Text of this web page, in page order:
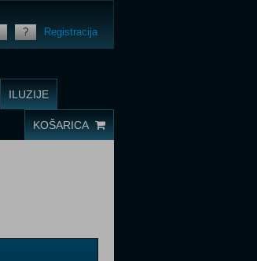
? Registracija
ILUZIJE
KOŠARICA